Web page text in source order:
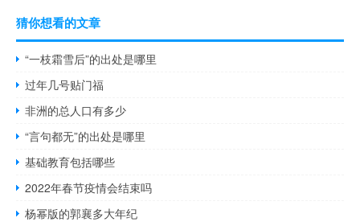
猜你想看的文章
“一枝霜雪后”的出处是哪里
过年几号贴门福
非洲的总人口有多少
“言句都无”的出处是哪里
基础教育包括哪些
2022年春节疫情会结束吗
杨幂版的郭襄多大年纪